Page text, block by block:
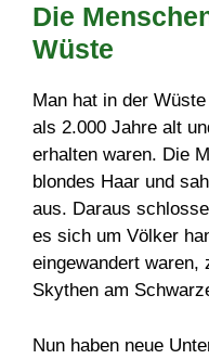
Die
Wüste
Man hat in der
als 2.000 Jahre alt
erhalten waren. Die
blondes Haar und
aus. Daraus
es sich um Völker
eingewandert waren,
Skythen am
Nun haben neue